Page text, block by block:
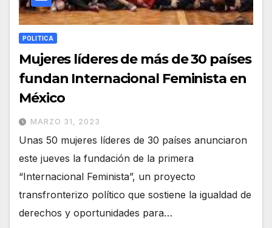
POLITICA
Mujeres líderes de más de 30 países
fundan Internacional Feminista en
México
MARZO 31, 2023
Unas 50 mujeres líderes de 30 países anunciaron
este jueves la fundación de la primera
“Internacional Feminista”, un proyecto
transfronterizo político que sostiene la igualdad de
derechos y oportunidades para…